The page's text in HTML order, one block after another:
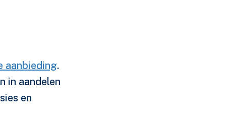
aanbieding.
in aandelen
en